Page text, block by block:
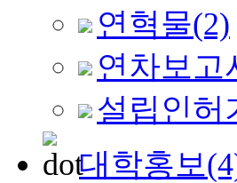
연혁물(2)
연차보고
설립인허
대학홍보